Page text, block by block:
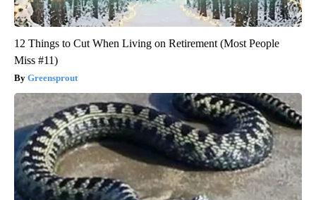
12 Things to Cut When Living on Retirement (Most People
Miss #11)
Greensprout